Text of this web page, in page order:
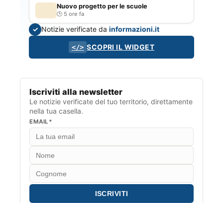
Nuovo progetto per le scuole
5 ore fa
✓ Notizie verificate dainformazioni.it
</> SCOPRI IL WIDGET
Iscriviti alla newsletter
Le notizie verificate del tuo territorio, direttamente
nella tua casella.
EMAIL*